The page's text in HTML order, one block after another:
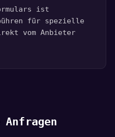
ist
für spezielle
vom Anbieter
Anfragen